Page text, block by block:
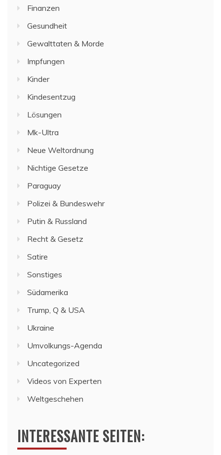
Finanzen
Gesundheit
Gewalttaten & Morde
Impfungen
Kinder
Kindesentzug
Lösungen
Mk-Ultra
Neue Weltordnung
Nichtige Gesetze
Paraguay
Polizei & Bundeswehr
Putin & Russland
Recht & Gesetz
Satire
Sonstiges
Südamerika
Trump, Q & USA
Ukraine
Umvolkungs-Agenda
Uncategorized
Videos von Experten
Weltgeschehen
INTERESSANTE SEITEN: